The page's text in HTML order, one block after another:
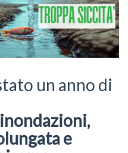
un anno di
inondazioni,
e